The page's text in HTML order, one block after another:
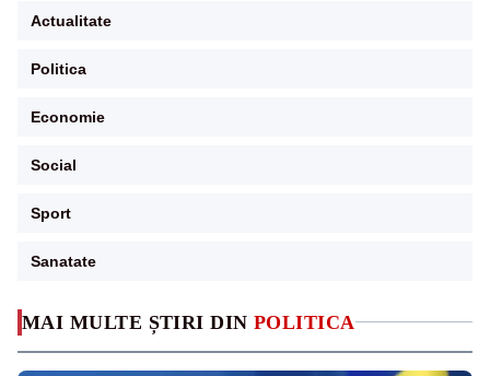
MAI MULTE ȘTIRI DIN POLITICA
Actualitate
Politica
Economie
Social
Sport
Sanatate